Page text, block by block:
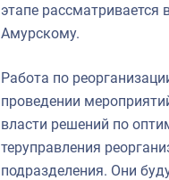
этапе рассматривается
Амурскому.
Работа по
проведении
власти решений по
теруправления
подразделения. Они